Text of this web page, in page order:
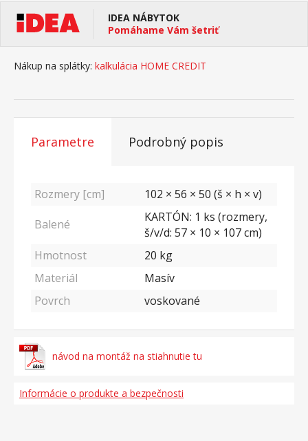
IDEA NÁBYTOK
Pomáhame Vám šetriť
Nákup na splátky: kalkulácia HOME CREDIT
Parametre Podrobný popis
Rozmery [cm]
102 × 56 × 50 (š × h × v)
Balené
KARTÓN: 1 ks (rozmery,
š/v/d: 57 × 10 × 107 cm)
Hmotnost
20 kg
Materiál
Masív
Povrch
voskované
návod na montáž na stiahnutie tu
Informácie o produkte a bezpečnosti